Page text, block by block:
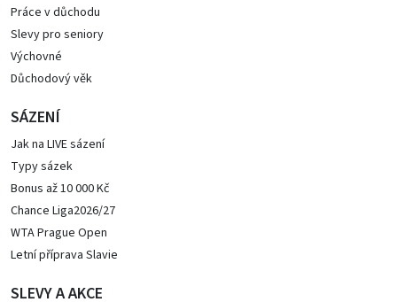
Práce v důchodu
Slevy pro seniory
Výchovné
Důchodový věk
SÁZENÍ
Jak na LIVE sázení
Typy sázek
Bonus až 10 000 Kč
Chance Liga2026/27
WTA Prague Open
Letní příprava Slavie
SLEVY A AKCE